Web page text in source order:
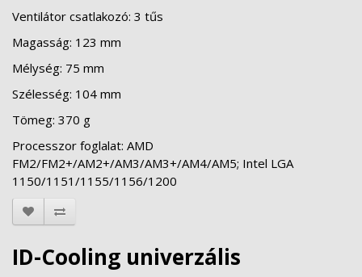
Ventilátor csatlakozó: 3 tűs
Magasság: 123 mm
Mélység: 75 mm
Szélesség: 104 mm
Tömeg: 370 g
Processzor foglalat: AMD
FM2/FM2+/AM2+/AM3/AM3+/AM4/AM5; Intel LGA
1150/1151/1155/1156/1200
ID-Cooling univerzális